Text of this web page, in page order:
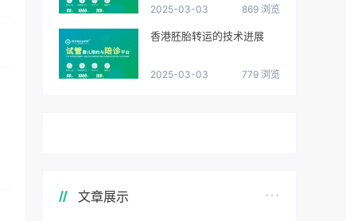
2025-03-03 869 浏览
香港胚胎转运的技术进展
2025-03-03 779 浏览
文章展示